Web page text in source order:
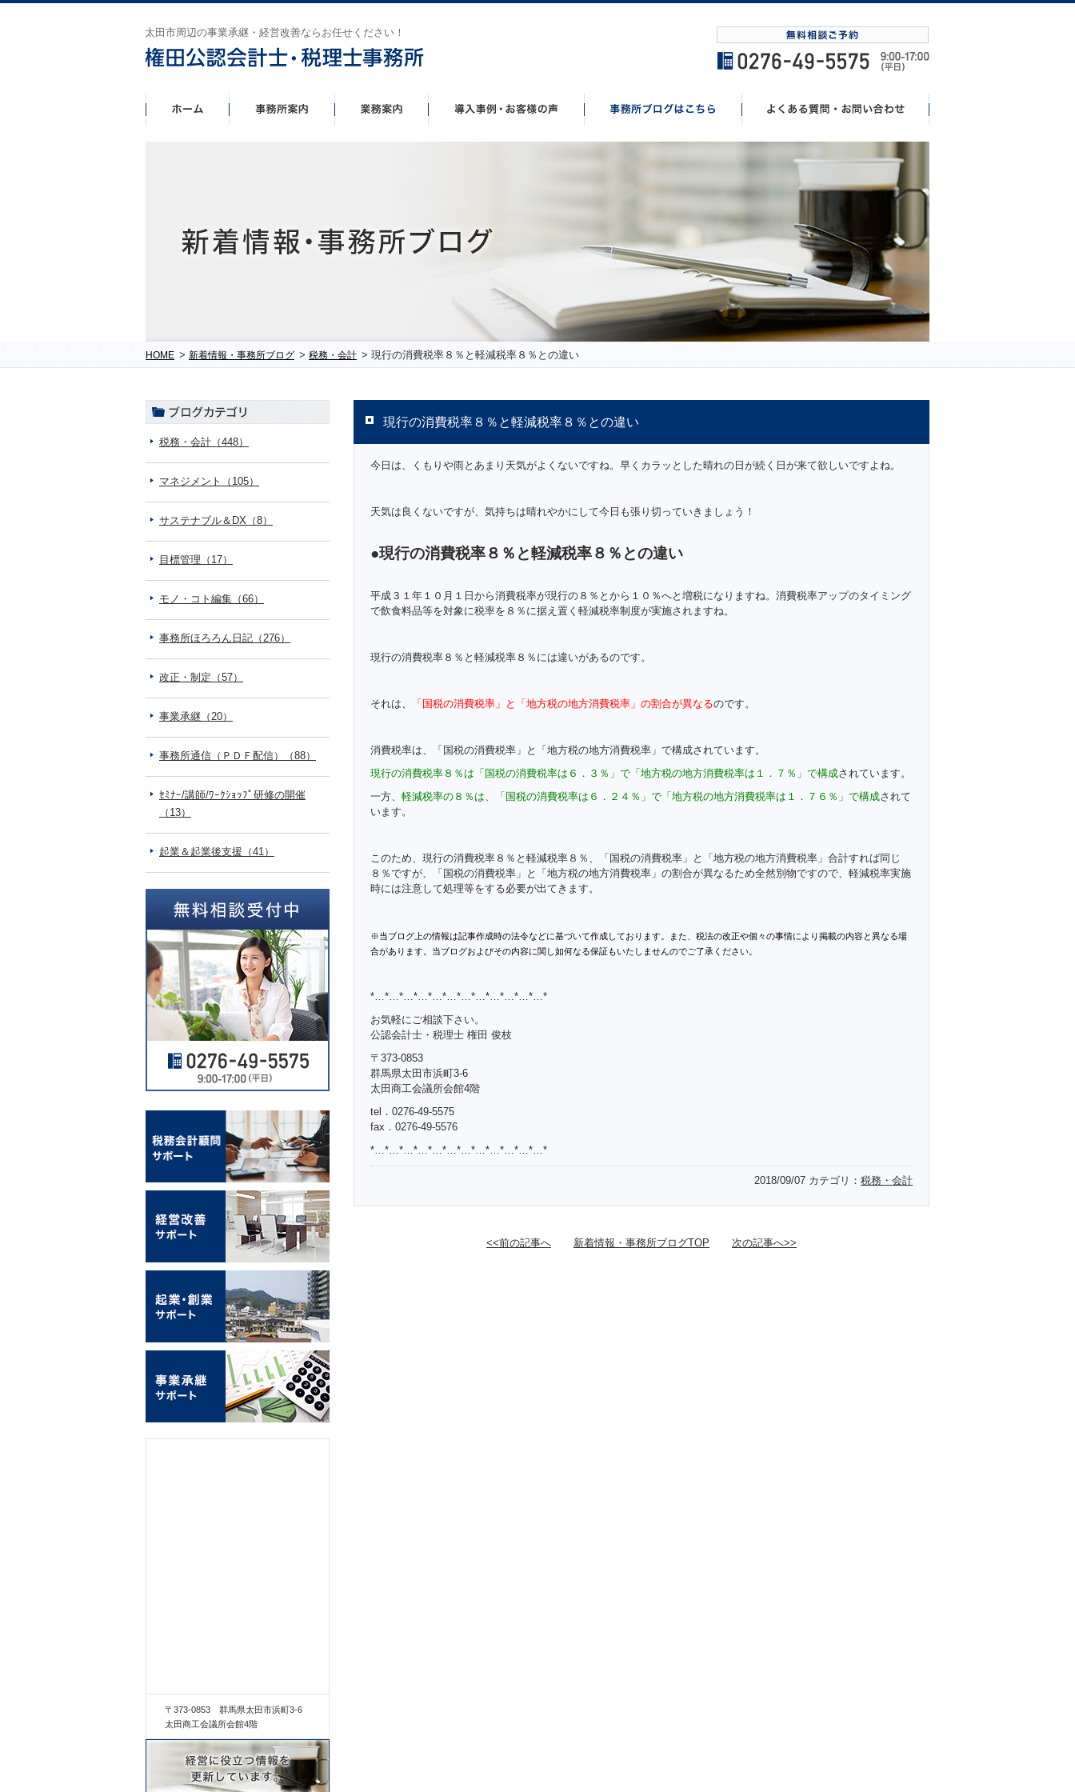
太田市周辺の事業承継・経営改善ならお任せください！
HOME > 新着情報・事務所ブログ > 税務・会計 > 現行の消費税率８％と軽減税率８％との違い
現行の消費税率８％と軽減税率８％との違い
今日は、くもりや雨とあまり天気がよくないですね。早くカラッとした晴れの日が続く日が来て欲しいですよね。
天気は良くないですが、気持ちは晴れやかにして今日も張り切っていきましょう！
●現行の消費税率８％と軽減税率８％との違い
平成３１年１０月１日から消費税率が現行の８％とから１０％へと増税になりますね。消費税率アップのタイミング
で飲食料品等を対象に税率を８％に据え置く軽減税率制度が実施されますね。
現行の消費税率８％と軽減税率８％には違いがあるのです。
それは、 「国税の消費税率」と「地方税の地方消費税率」の割合が異なるのです。
消費税率は、「国税の消費税率」と「地方税の地方消費税率」で構成されています。
現行の消費税率８％は「国税の消費税率は６．３％」で「地方税の地方消費税率は１．７％」で構成されています。
一方、 軽減税率の８％は、「国税の消費税率は６．２４％」で「地方税の地方消費税率は１．７６％」で構成されて
います。
このため、現行の消費税率８％と軽減税率８％、「国税の消費税率」と「地方税の地方消費税率」合計すれば同じ
８％ですが、「国税の消費税率」と「地方税の地方消費税率」の割合が異なるため全然別物ですので、軽減税率実施
時には注意して処理等をする必要が出てきます。
※当ブログ上の情報は記事作成時の法令などに基づいて作成しております。また、税法の改正や個々の事情により掲載の内容と異なる場
合があります。当ブログおよびその内容に関し如何なる保証もいたしませんのでご了承ください。
*…*…*…*…*…*…*…*…*…*…*…*…*
お気軽にご相談下さい。
公認会計士・税理士 権田 俊枝
〒373-0853
群馬県太田市浜町3-6
太田商工会議所会館4階
tel．0276-49-5575
fax．0276-49-5576
*…*…*…*…*…*…*…*…*…*…*…*…*
2018/09/07 カテゴリ： 税務・会計
<<前の記事へ 新着情報・事務所ブログTOP 次の記事へ>>
税務・会計（448）
マネジメント（105）
サステナブル＆DX（8）
目標管理（17）
モノ・コト編集（66）
事務所ほろろん日記（276）
改正・制定（57）
事業承継（20）
事務所通信（ＰＤＦ配信）（88）
ｾﾐﾅｰ/講師/ﾜｰｸｼｮｯﾌﾟ研修の開催
（13）
起業＆起業後支援（41）
〒373-0853 群馬県太田市浜町3-6
太田商工会議所会館4階